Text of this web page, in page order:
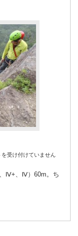
を受け付けていません
Ⅳ+、Ⅳ）60m。ち